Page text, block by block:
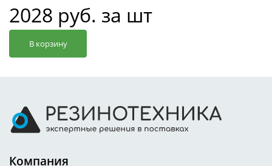
2028 руб. за шт
В корзину
Компания